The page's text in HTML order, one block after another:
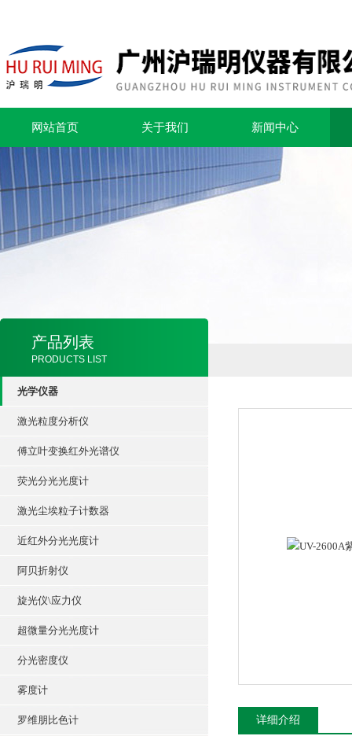
网站首页 关于我们 新闻中心
产品列表
PRODUCTS LIST
光学仪器
激光粒度分析仪
傅立叶变换红外光谱仪
荧光分光光度计
激光尘埃粒子计数器
近红外分光光度计
阿贝折射仪
旋光仪\应力仪
超微量分光光度计
分光密度仪
雾度计
罗维朋比色计 详细介绍